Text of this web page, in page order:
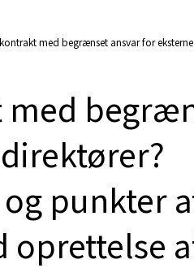
med begrænset ansvar for
med
punkter
oprettelse